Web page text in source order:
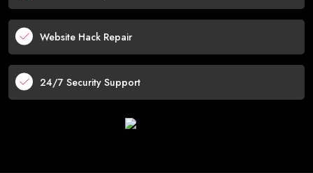
Website Hack Repair
24/7 Security Support